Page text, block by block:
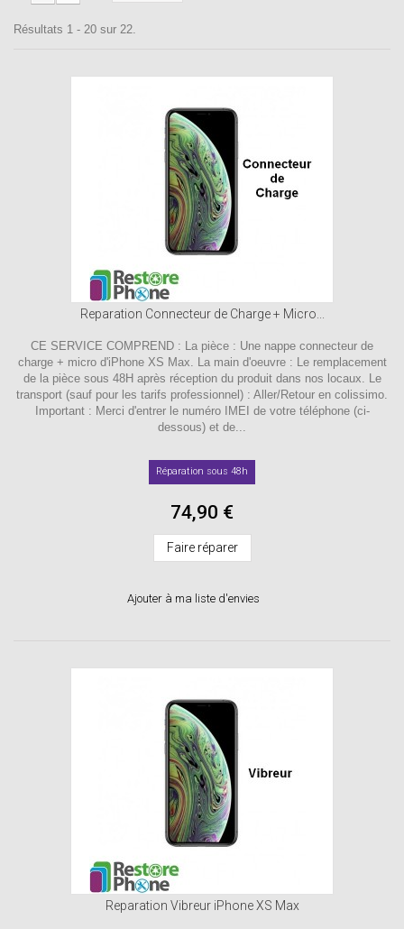
Résultats 1 - 20 sur 22.
Reparation Connecteur de Charge + Micro...
CE SERVICE COMPREND : La pièce : Une nappe connecteur de
charge + micro d'iPhone XS Max. La main d'oeuvre : Le remplacement
de la pièce sous 48H après réception du produit dans nos locaux. Le
transport (sauf pour les tarifs professionnel) : Aller/Retour en colissimo.
Important : Merci d'entrer le numéro IMEI de votre téléphone (ci-
dessous) et de...
Réparation sous 48h
74,90 €
Faire réparer
Ajouter à ma liste d'envies
Reparation Vibreur iPhone XS Max